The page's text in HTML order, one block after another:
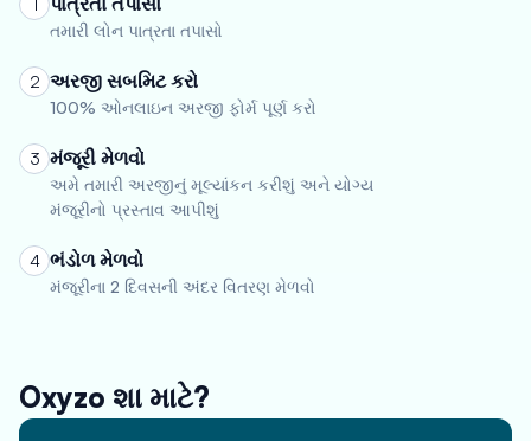
1
તમારી લોન પાત્રતા તપાસો
2 અરજી સબમિટ કરો
100% ઓનલાઇન અરજી ફોર્મ પૂર્ણ કરો
3 મંજૂરી મેળવો
અમે તમારી અરજીનું મૂલ્યાંકન કરીશું અને યોગ્ય
મંજૂરીનો પ્રસ્તાવ આપીશું
4 ભંડોળ મેળવો
મંજૂરીના 2 દિવસની અંદર વિતરણ મેળવો
Oxyzo શા માટે?